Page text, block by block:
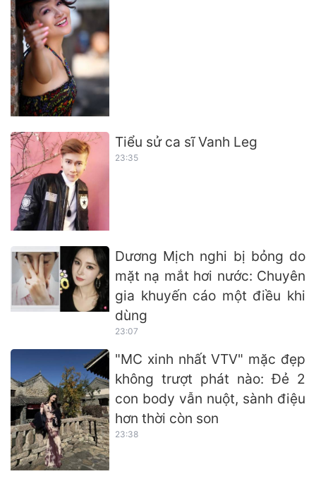
Tiểu sử ca sĩ Vanh Leg
23:35
Dương Mịch nghi bị bỏng do
mặt nạ mắt hơi nước: Chuyên
gia khuyến cáo một điều khi
dùng
23:07
"MC xinh nhất VTV" mặc đẹp
không trượt phát nào: Đẻ 2
con body vẫn nuột, sành điệu
hơn thời còn son
23:38